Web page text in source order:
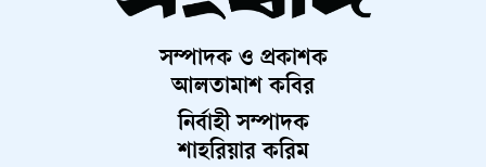
সম্পাদক ও প্রকাশক
আলতামাশ কবির
নির্বাহী সম্পাদক
শাহরিয়ার করিম